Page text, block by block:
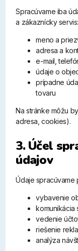
Spracúvame iba
a zákaznícky servis:
meno a
adresa a
e-mail,
údaje o
prípadne
tovaru
Na stránke môžu
adresa, cookies).
3. Účel
údajov
Údaje spracúvame
vybavenie
komunikácia
vedenie
riešenie
analýza